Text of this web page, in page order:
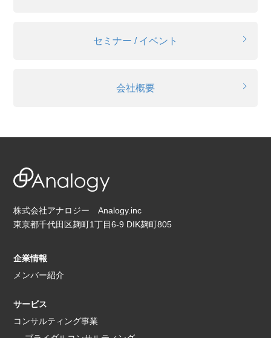
セミナー / イベント
会社概要
株式会社アナロジー Analogy.inc
東京都千代田区麹町1丁目6-9 DIK麹町805
企業情報
メンバー紹介
サービス
コンサルティング事業